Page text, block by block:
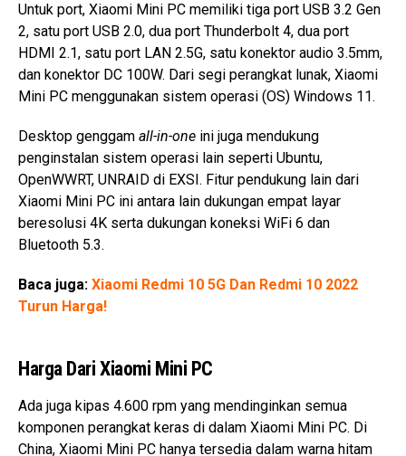
Untuk port, Xiaomi Mini PC memiliki tiga port USB 3.2 Gen
2, satu port USB 2.0, dua port Thunderbolt 4, dua port
HDMI 2.1, satu port LAN 2.5G, satu konektor audio 3.5mm,
dan konektor DC 100W. Dari segi perangkat lunak, Xiaomi
Mini PC menggunakan sistem operasi (OS) Windows 11.
Desktop genggam all-in-one ini juga mendukung
penginstalan sistem operasi lain seperti Ubuntu,
OpenWWRT, UNRAID di EXSI. Fitur pendukung lain dari
Xiaomi Mini PC ini antara lain dukungan empat layar
beresolusi 4K serta dukungan koneksi WiFi 6 dan
Bluetooth 5.3.
Baca juga: Xiaomi Redmi 10 5G Dan Redmi 10 2022
Turun Harga!
Harga Dari Xiaomi Mini PC
Ada juga kipas 4.600 rpm yang mendinginkan semua
komponen perangkat keras di dalam Xiaomi Mini PC. Di
China, Xiaomi Mini PC hanya tersedia dalam warna hitam